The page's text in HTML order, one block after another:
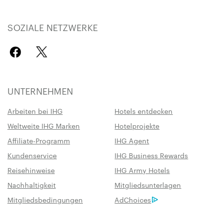
SOZIALE NETZWERKE
UNTERNEHMEN
Arbeiten bei IHG
Hotels entdecken
Weltweite IHG Marken
Hotelprojekte
Affiliate-Programm
IHG Agent
Kundenservice
IHG Business Rewards
Reisehinweise
IHG Army Hotels
Nachhaltigkeit
Mitgliedsunterlagen
Mitgliedsbedingungen
AdChoices